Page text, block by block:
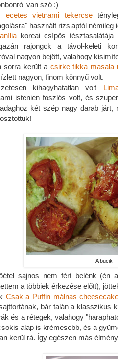
van szó :)
ecetes vietnami tekercse
használt rizslaptól némileg
koreai csípős
rajongok a távol-keleti
nagyon bejött, valahogy
sorra került a csirke tikka masala
nagyon, finom könnyű volt.
kihagyhatatlan volt
istenien foszlós volt, és
két szép nagy darab
A bucik
sajnos nem fért belénk (én
a többiek érkezése előtt),
Csak a Puffin málnás
bár talán a klasszikus
és a rétegek, valahogy
alap is krémesebb, és a
kerül rá. Így egészen más